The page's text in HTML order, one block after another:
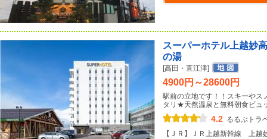
スーパーホテル上越
の湯
[高田・直江津]
4900円～28600円
駅前の立地です！！スキーやス
タリ★天然温泉と無料朝食ビュ
4.2 るるぶトラ
【ＪＲ】ＪＲ上越新幹線 上